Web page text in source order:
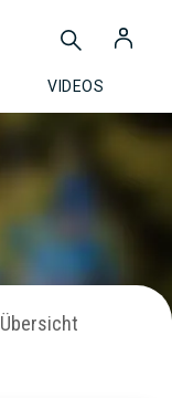
VIDEOS
Übersicht